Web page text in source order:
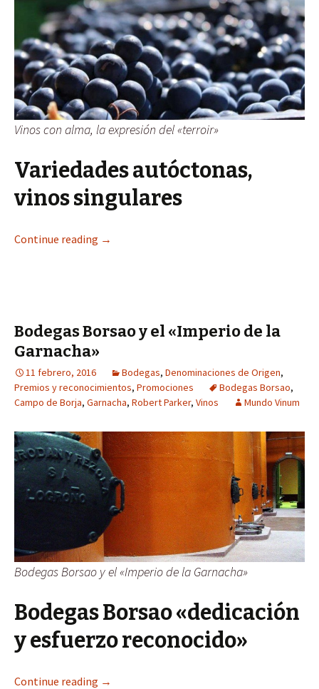
Vinos con alma, la expresión del «terroir»
Variedades autóctonas,
vinos singulares
Continue reading →
Bodegas Borsao y el «Imperio de la
Garnacha»
11 febrero, 2016 Bodegas, Denominaciones de Origen,
Premios y reconocimientos, Promociones Bodegas Borsao,
Campo de Borja, Garnacha, Robert Parker, Vinos Mundo Vinum
Bodegas Borsao y el «Imperio de la Garnacha»
Bodegas Borsao «dedicación
y esfuerzo reconocido»
Continue reading →